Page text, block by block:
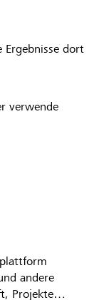
Ergebnisse dort
verwende
andere
Projekte